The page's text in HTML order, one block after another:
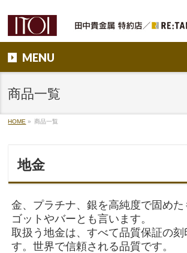
MENU
商品一覧
HOME » 商品一覧
地金
金、プラチナ、銀を高純度で固め
ゴットやバーとも言います。
取扱う地金は、すべて品質保証の刻
す。世界で信頼される品質です。